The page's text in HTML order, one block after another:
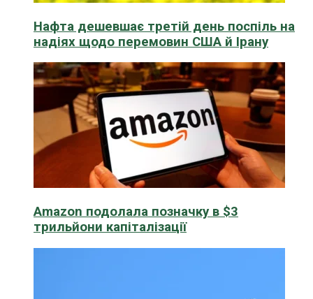
Нафта дешевшає третій день поспіль на
надіях щодо перемовин США й Ірану
Amazon подолала позначку в $3
трильйони капіталізації